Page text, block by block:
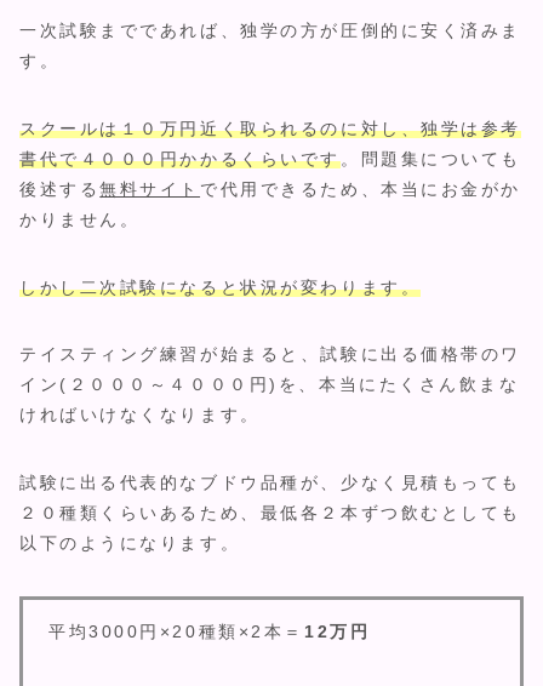
一次試験までであれば、独学の方が圧倒的に安く済みま
す。
スクールは１０万円近く取られるのに対し、独学は参考
書代で４０００円かかるくらいです。問題集についても
後述する無料サイト で代用できるため、本当にお金がか
かりません。
しかし二次試験になると状況が変わります。
テイスティング練習が始まると、試験に出る価格帯のワ
イン(２０００～４０００円)を、本当にたくさん飲まな
ければいけなくなります。
試験に出る代表的なブドウ品種が、少なく見積もっても
２０種類くらいあるため、最低各２本ずつ飲むとしても
以下のようになります。
平均3000円×20種類×2本＝ 12万円